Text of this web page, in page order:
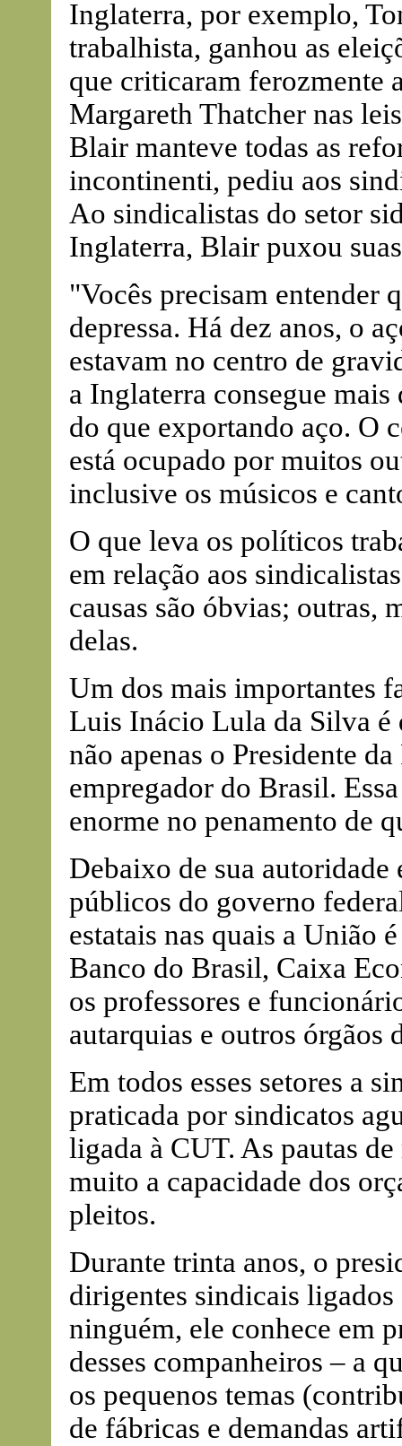
Inglaterra, por exemplo,
trabalhista, ganhou as
que criticaram ferozmente
Margareth Thatcher nas
Blair manteve todas as
incontinenti, pediu aos
Ao sindicalistas do setor
Inglaterra, Blair puxou
"Vocês precisam entender
depressa. Há dez anos, o
estavam no centro de
a Inglaterra consegue
do que exportando aço. O
está ocupado por muitos
inclusive os músicos e
O que leva os políticos
em relação aos
causas são óbvias; outras,
delas.
Um dos mais importantes
Luis Inácio Lula da Silva é
não apenas o Presidente
empregador do Brasil.
enorme no penamento de
Debaixo de sua autoridade
públicos do governo
estatais nas quais a União
Banco do Brasil, Caixa
os professores e
autarquias e outros órgãos
Em todos esses setores a
praticada por sindicatos
ligada à CUT. As pautas
muito a capacidade dos
pleitos.
Durante trinta anos, o
dirigentes sindicais
ninguém, ele conhece em
desses companheiros – a
os pequenos temas
de fábricas e demandas